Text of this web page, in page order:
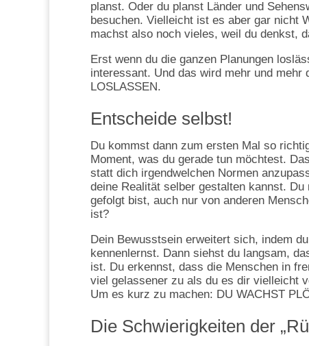
planst. Oder du planst Länder und
besuchen. Vielleicht ist es aber gar nicht
machst also noch vieles, weil du denkst,
Erst wenn du die ganzen Planungen
interessant. Und das wird mehr und
LOSLASSEN.
Entscheide selbst!
Du kommst dann zum ersten Mal so
Moment, was du gerade tun möchtest.
statt dich irgendwelchen Normen
deine Realität selber gestalten kannst.
gefolgt bist, auch nur von anderen
ist?
Dein Bewusstsein erweitert sich, indem
kennenlernst. Dann siehst du langsam,
ist. Du erkennst, dass die Menschen in
viel gelassener zu als du es dir vielleicht
Um es kurz zu machen: DU WACHST
Die Schwierigkeiten der